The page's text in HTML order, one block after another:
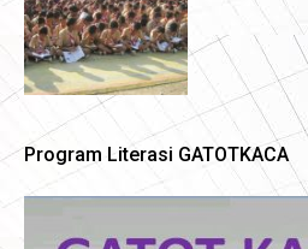
Program Literasi GATOTKACA